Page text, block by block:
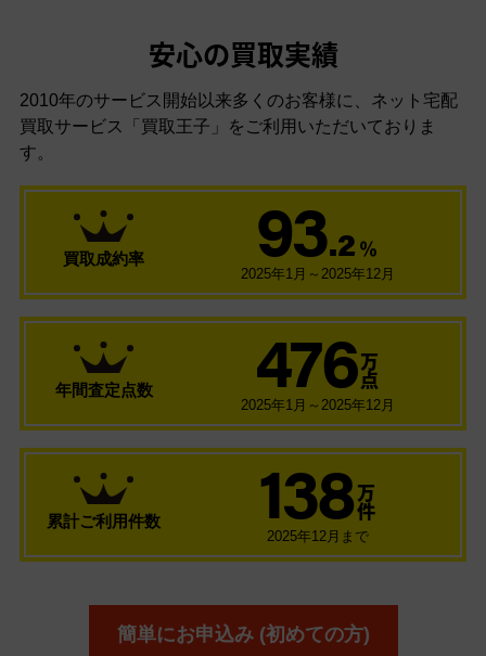
安心の買取実績
2010年のサービス開始以来多くのお客様に、 ネット宅配
買取サービス「買取王子」をご利用いただいておりま
す。
買取成約率 93.2 ％
2025年1月～2025年12月
年間査定点数 476 万
点
2025年1月～2025年12月
累計ご利用件数 138 万
件
2025年12月まで
簡単にお申込み (初めての方)